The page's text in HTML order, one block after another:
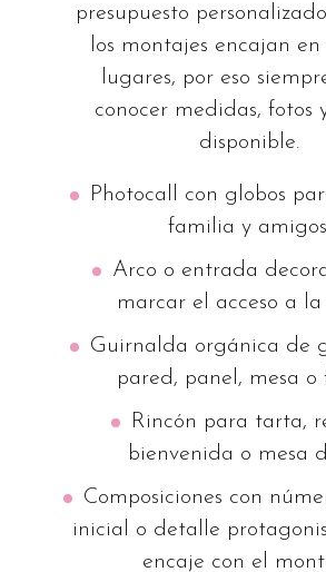
presupuesto
los montajes encajan en
lugares, por eso
conocer medidas, fotos
disponible.
Photocall con globos
familia y
Arco o entrada
marcar el acceso a la
Guirnalda orgánica de
pared, panel, mesa o
Rincón para tarta,
bienvenida o mesa
Composiciones con
inicial o detalle
encaje con el